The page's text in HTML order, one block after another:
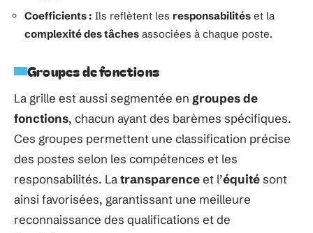
Coefficients : Ils reflètent les responsabilités et la
complexité des tâches associées à chaque poste.
Groupes de fonctions
La grille est aussi segmentée en groupes de
fonctions, chacun ayant des barèmes spécifiques.
Ces groupes permettent une classification précise
des postes selon les compétences et les
responsabilités. Latransparenceet l’équitésont
ainsi favorisées, garantissant une meilleure
reconnaissance des qualifications et de